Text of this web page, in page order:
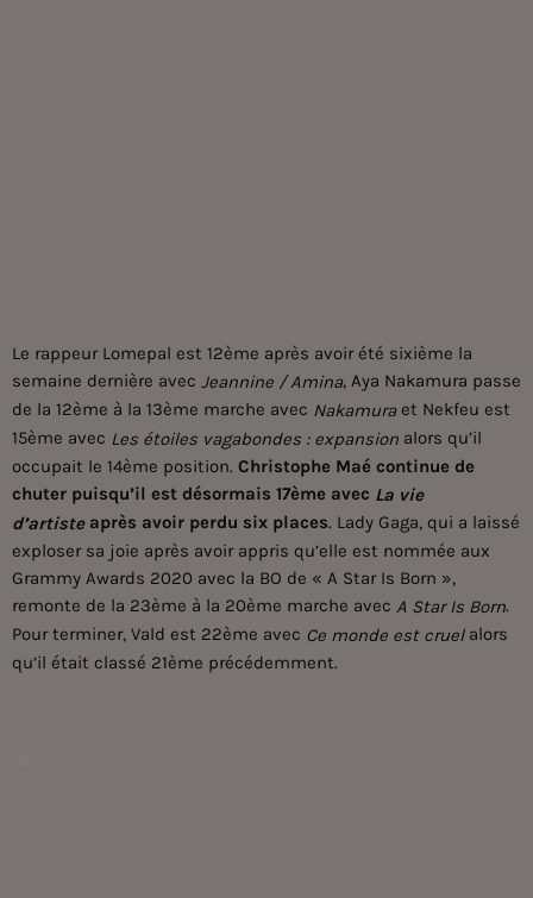
Le rappeur Lomepal est 12ème après avoir été sixième la
semaine dernière avec Jeannine / Amina, Aya Nakamura passe
de la 12ème à la 13ème marche avec Nakamuraet Nekfeu est
15ème avec Les étoiles vagabondes : expansion alors qu’il
occupait le 14ème position. Christophe Maé continue de
chuter puisqu’il est désormais 17ème avec La vie
d’artisteaprès avoir perdu six places. Lady Gaga, qui a laissé
exploser sa joie après avoir appris qu’elle est nommée aux
Grammy Awards 2020 avec la BO de « A Star Is Born »,
remonte de la 23ème à la 20ème marche avec A Star Is Born.
Pour terminer, Vald est 22ème avec Ce monde est cruelalors
qu’il était classé 21ème précédemment.